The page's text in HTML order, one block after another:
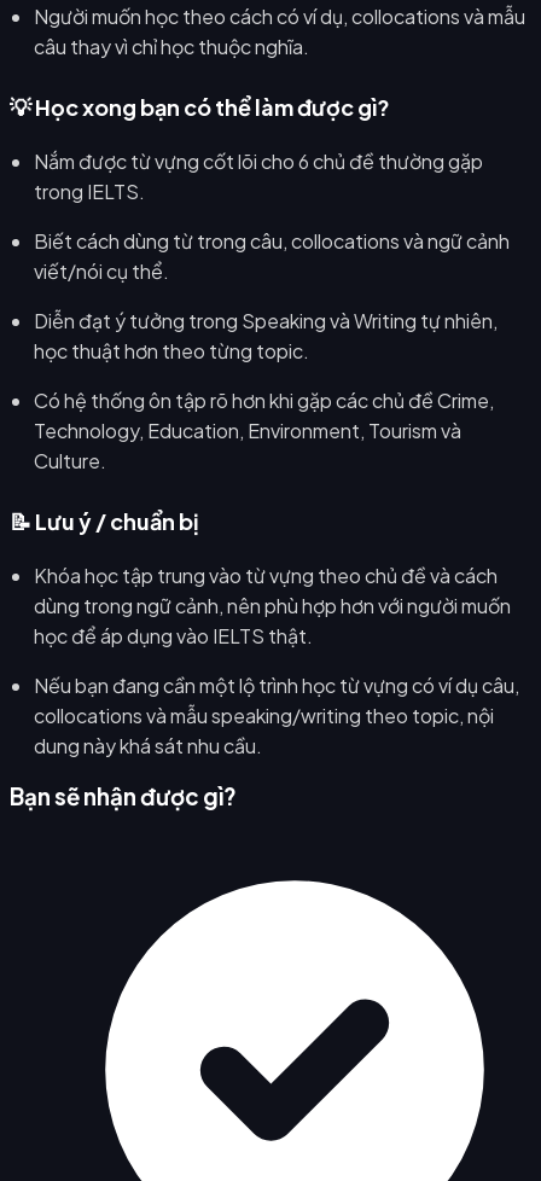
Người muốn học theo cách có ví dụ, collocations và mẫu
câu thay vì chỉ học thuộc nghĩa.
💡 Học xong bạn có thể làm được gì?
Nắm được từ vựng cốt lõi cho 6 chủ đề thường gặp
trong IELTS.
Biết cách dùng từ trong câu, collocations và ngữ cảnh
viết/nói cụ thể.
Diễn đạt ý tưởng trong Speaking và Writing tự nhiên,
học thuật hơn theo từng topic.
Có hệ thống ôn tập rõ hơn khi gặp các chủ đề Crime,
Technology, Education, Environment, Tourism và
Culture.
📝 Lưu ý / chuẩn bị
Khóa học tập trung vào từ vựng theo chủ đề và cách
dùng trong ngữ cảnh, nên phù hợp hơn với người muốn
học để áp dụng vào IELTS thật.
Nếu bạn đang cần một lộ trình học từ vựng có ví dụ câu,
collocations và mẫu speaking/writing theo topic, nội
dung này khá sát nhu cầu.
Bạn sẽ nhận được gì?